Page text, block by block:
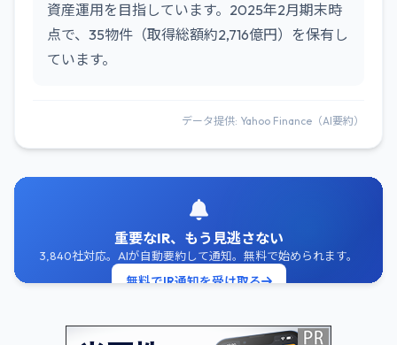
資産運用を目指しています。2025年2月期末時
点で、35物件（取得総額約2,716億円）を保有し
ています。
データ提供: Yahoo Finance（AI要約）
重要なIR、もう見逃さない
3,840社対応。AIが自動要約して通知。無料で始められます。
無料でIR通知を受け取る